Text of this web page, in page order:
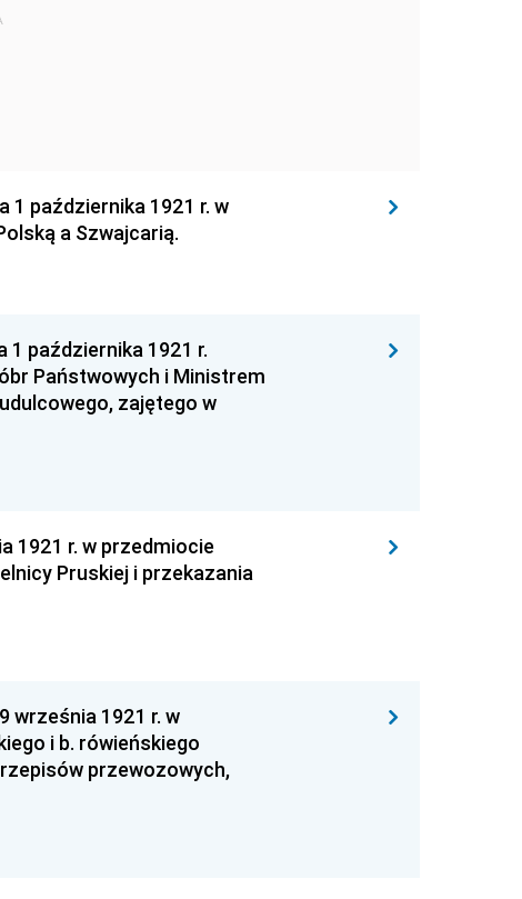
1 października 1921 r. w
a Szwajcarią.
października 1921 r.
Państwowych i Ministrem
zajętego w
1921 r. w przedmiocie
Pruskiej i przekazania
września 1921 r. w
i b. rówieńskiego
przewozowych,